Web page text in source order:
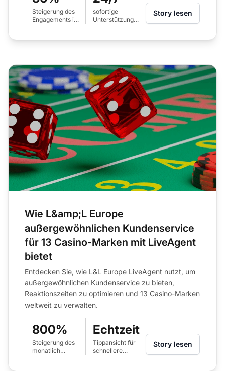
Steigerung des
Engagements in
sofortige
Unterstützung
Story lesen
Wie L&amp;L Europe
außergewöhnlichen Kundenservice
für 13 Casino-Marken mit LiveAgent
bietet
Entdecken Sie, wie L&L Europe LiveAgent nutzt, um
außergewöhnlichen Kundenservice zu bieten,
Reaktionszeiten zu optimieren und 13 Casino-Marken
weltweit zu verwalten.
800%
Steigerung des
monatlich
Echtzeit
Tippansicht für
schnellere
Story lesen